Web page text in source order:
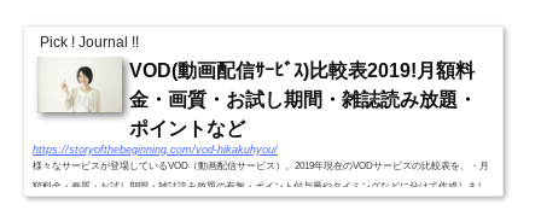
Pick ! Journal !!
VOD(動画配信ｻｰﾋﾞｽ)比較表2019!月額料
金・画質・お試し期間・雑誌読み放題・
ポイントなど
https://storyofthebeginning.com/vod-hikakuhyou/
様々なサービスが登場しているVOD（動画配信サービス）。2019年現在のVODサービスの比較表を、・月
額料金・画質・お試し期間・雑誌読み放題の有無・ポイント付与量やタイミングなどに分けて作成しまし